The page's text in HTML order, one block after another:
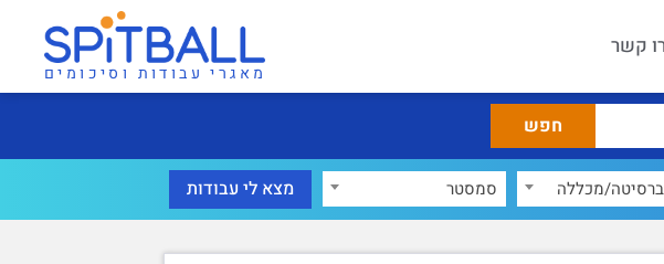
קשר
מאגרי עבודות וסיכומים
מכללה סמסטר